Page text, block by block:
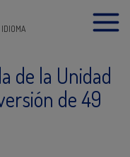
IDIOMA
de la Unidad
de 49